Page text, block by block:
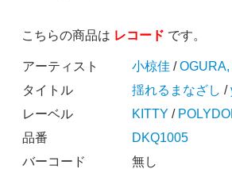
こちらの商品は レコード です。
アーティスト 小椋佳/OGURA,
タイトル
揺れるまなざし /
レーベル
KITTY /
品番
DKQ1005
バーコード
無し